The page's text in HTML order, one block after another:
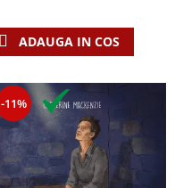
ADAUGA IN COS
-11%